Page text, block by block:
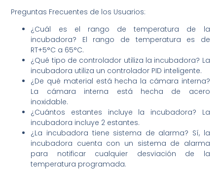
Preguntas Frecuentes de los Usuarios:
¿Cuál es el rango de temperatura de la
incubadora? El rango de temperatura es de
RT+5°C a 65°C.
¿Qué tipo de controlador utiliza la incubadora? La
incubadora utiliza un controlador PID inteligente.
¿De qué material está hecha la cámara interna?
La cámara interna está hecha de acero
inoxidable.
¿Cuántos estantes incluye la incubadora? La
incubadora incluye 2 estantes.
¿La incubadora tiene sistema de alarma? Sí, la
incubadora cuenta con un sistema de alarma
para notificar cualquier desviación de la
temperatura programada.